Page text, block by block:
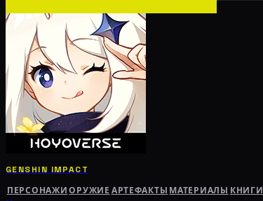
GENSHIN IMPACT
ПЕРСОНАЖИ ОРУЖИЕ АРТЕФАКТЫ МАТЕРИАЛЫ КНИГИ